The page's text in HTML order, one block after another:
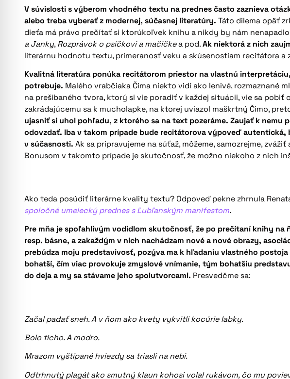
V súvislosti s výberom vhodného textu na prednes často zaznieva
alebo treba vyberať z modernej, súčasnej literatúry.Táto dilema opäť
dieťa má právo prečítať si ktorúkoľvek knihu a nikdy by nám
a Janky, Rozprávok o psíčkovi a mačičkea pod.Ak niektorá z nich
literárnu hodnotu textu, primeranosť veku a skúsenostiam recitátora a
Kvalitná literatúra ponúka recitátorom priestor na vlastnú
potrebuje. Malého vrabčiaka Čima niekto vidí ako lenivé, rozmaznané
na prešibaného tvora, ktorý si vie poradiť v každej situácii, vie sa
zakrádajúcemu sa k mucholapke, na ktorej uviazol maškrtný Čimo,
ujasniť si uhol pohľadu, z ktorého sa na text pozeráme. Zaujať k
odovzdať. Iba v takom prípade bude recitátorova výpoveď
v súčasnosti.Ak sa pripravujeme na súťaž, môžeme, samozrejme,
Bonusom v takomto prípade je skutočnosť, že možno niekoho z nich
Ako teda posúdiť literárne kvality textu? Odpoveď pekne zhrnula
spoločné umelecký prednes s Ľubľanským manifestom.
Pre mňa je spoľahlivým vodidlom skutočnosť, že po prečítaní knihy na
resp. básne, a zakaždým v nich nachádzam nové a nové obrazy,
prebúdza moju predstavivosť, pozýva ma k hľadaniu vlastného
bohatší, čím viac provokuje zmyslové vnímanie, tým bohatšiu
do deja a my sa stávame jeho spolutvorcami. Presvedčme sa:
Začal padať sneh. A v ňom ako kvety vykvitli kocúrie labky.
Bolo ticho. A modro.
Mrazom vyštípané hviezdy sa triasli na nebi.
Odtrhnutý plagát ako smutný klaun kohosi volal rukávom, čo mu